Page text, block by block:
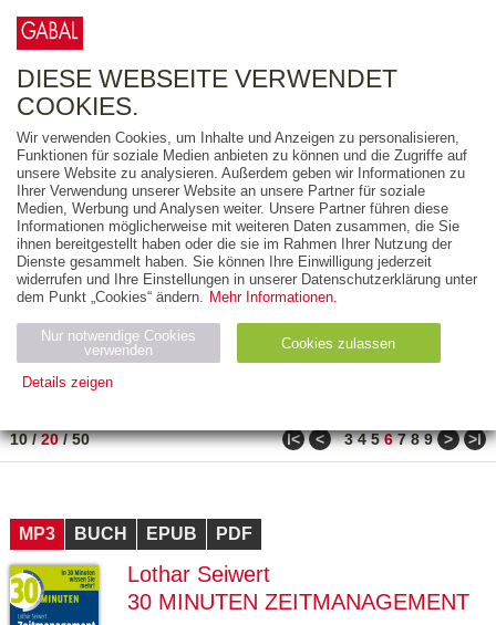
FREITEXT
AUSGABEART
AUS DER REIHE
ZUM THEMA
Neuerscheinung
Bestseller
PREIS
10/20/50 ǀ< < 3 4 5 6 7 8 9 > >ǀ
MP3 BUCH EPUB PDF
Lothar Seiwert
30 MINUTEN ZEITMANAGEMENT
DIESE WEBSEITE VERWENDET
COOKIES.
Wir verwenden Cookies, um Inhalte und Anzeigen zu personalisieren,
Funktionen für soziale Medien anbieten zu können und die Zugriffe auf
unsere Website zu analysieren. Außerdem geben wir Informationen zu
Ihrer Verwendung unserer Website an unsere Partner für soziale
Medien, Werbung und Analysen weiter. Unsere Partner führen diese
Informationen möglicherweise mit weiteren Daten zusammen, die Sie
ihnen bereitgestellt haben oder die sie im Rahmen Ihrer Nutzung der
Dienste gesammelt haben. Sie können Ihre Einwilligung jederzeit
widerrufen und Ihre Einstellungen in unserer Datenschutzerklärung unter
dem Punkt „Cookies“ ändern. Mehr Informationen.
Nur notwendige Cookies
verwenden
Cookies zulassen
Details zeigen
Name Zweck
Ty
ESSION
_ID
verlag.
de
Session verwendet
GV_CO
OKIES
gabal-
verlag.
Speichert den Zustimmungsstatus des
Domäne.
ge
T
P